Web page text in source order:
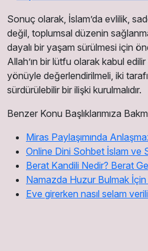
Sonuç olarak, İslam’da evlilik,
değil, toplumsal düzenin
dayalı bir yaşam sürülmesi için
Allah’ın bir lütfu olarak kabul
yönüyle değerlendirilmeli, iki
sürdürülebilir bir ilişki kurulmalıdır.
Benzer Konu Başlıklarımıza
Miras Paylaşımında
Online Dini Sohbet İslam ve
Berat Kandili Nedir? Berat
Namazda Huzur Bulmak İçin
Eve girerken nasıl selam